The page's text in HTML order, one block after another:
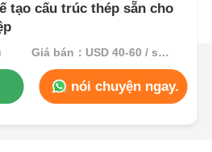
tạo cấu trúc thép sẵn cho
Giá bán：USD 40-60 / sqm
nói chuyện ngay.